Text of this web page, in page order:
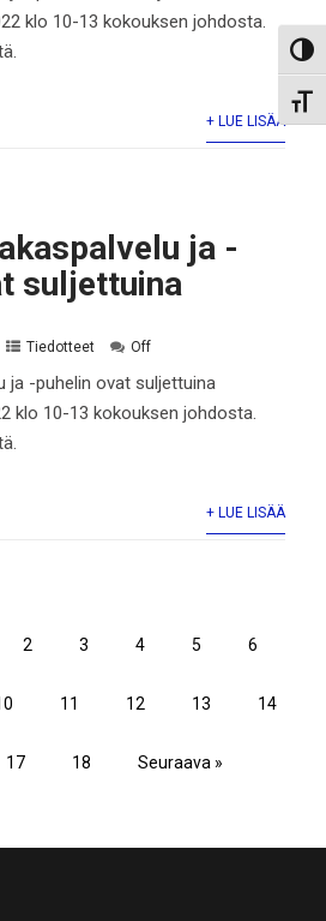
klo 10-13 kokouksen johdosta.
+ LUE LISÄÄ
ja -
suljettuina
Tiedotteet Off
ja -puhelin ovat suljettuina
klo 10-13 kokouksen johdosta.
+ LUE LISÄÄ
2 3 4 5 6
11 12 13 14
17 18 Seuraava »